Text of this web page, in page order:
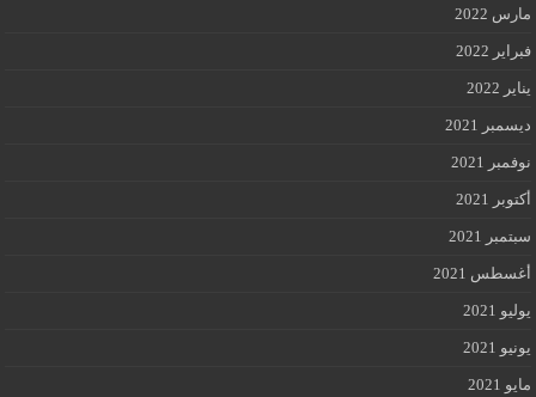
مارس 2022
فبراير 2022
يناير 2022
ديسمبر 2021
نوفمبر 2021
أكتوبر 2021
سبتمبر 2021
أغسطس 2021
يوليو 2021
يونيو 2021
مايو 2021